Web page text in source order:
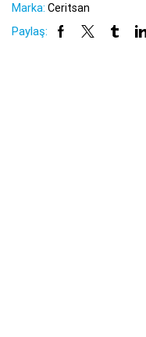
Marka: Ceritsan
Paylaş: